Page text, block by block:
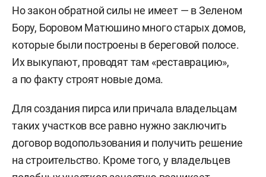
Но закон обратной силы не имеет — в Зеленом
Бору, Боровом Матюшино много старых домов,
которые были построены в береговой полосе.
Их выкупают, проводят там «реставрацию»,
а по факту строят новые дома.
Для создания пирса или причала владельцам
таких участков все равно нужно заключить
договор водопользования и получить решение
на строительство. Кроме того, у владельцев